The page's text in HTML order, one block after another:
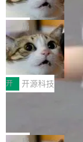
向生产，二是如何
色方案、深色方案
合。方案缺了、配
哪些组合有效，作
者部落知识"。 换
变体：Switchable...
r 上把事情说清楚
re OS，一个带连接
有科技公司做的一
样。这是
那个创业公司。不
lare Workers 上——
——并且深度集成了
布式 Durable
Ryan Dahl 领导的
目 Celld，一个能
Workers 和
计思路很直接：每
数据库，按名称寻
存储库里。节点之
没有控制平面，没
个小型数据库，应
库的竞争和爆炸半
了。 闲置的 cell 会
局
鲁大师7月新机性
性能、流畅双第
新折叠缺席
2026年7月的手机
增，手机厂商的日
放缓，因此硝烟味
Fold8 / Z Flip8）
例如iQOO Z11i、
开 开源科技
Zed 编辑器团队发
个在 git commit 之